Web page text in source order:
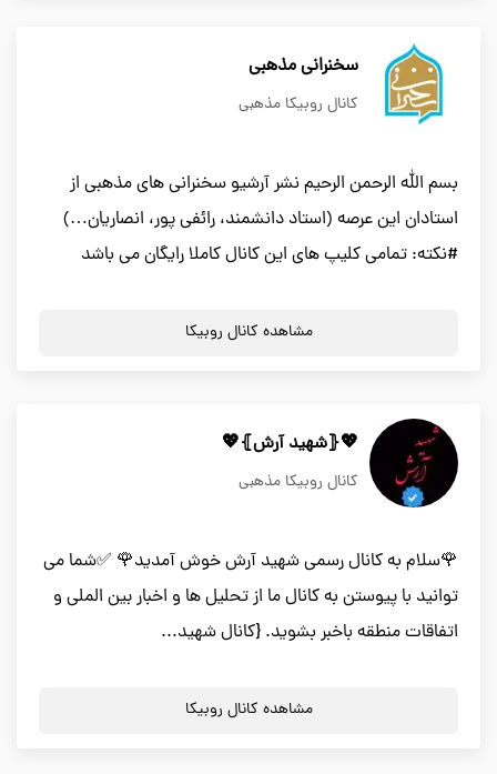
سخنرانی مذهبی
کانال روبیکا مذهبی
بسم الله الرحمن الرحیم نشر آرشیو سخنرانی های مذهبی از
استادان این عرصه (استاد دانشمند، رائفی پور، انصاریان…)
#نکته: تمامی کلیپ های این کانال کاملا رایگان می باشد
مشاهده کانال روبیکا
💖⦃شهید آرش⦄💖
کانال روبیکا مذهبی
🌹سلام به کانال رسمی شهید آرش خوش آمدید🌹 ✅شما می
توانید با پیوستن به کانال ما از تحلیل ها و اخبار بین الملی و
اتفاقات منطقه باخبر بشوید. {کانال شهید...
مشاهده کانال روبیکا